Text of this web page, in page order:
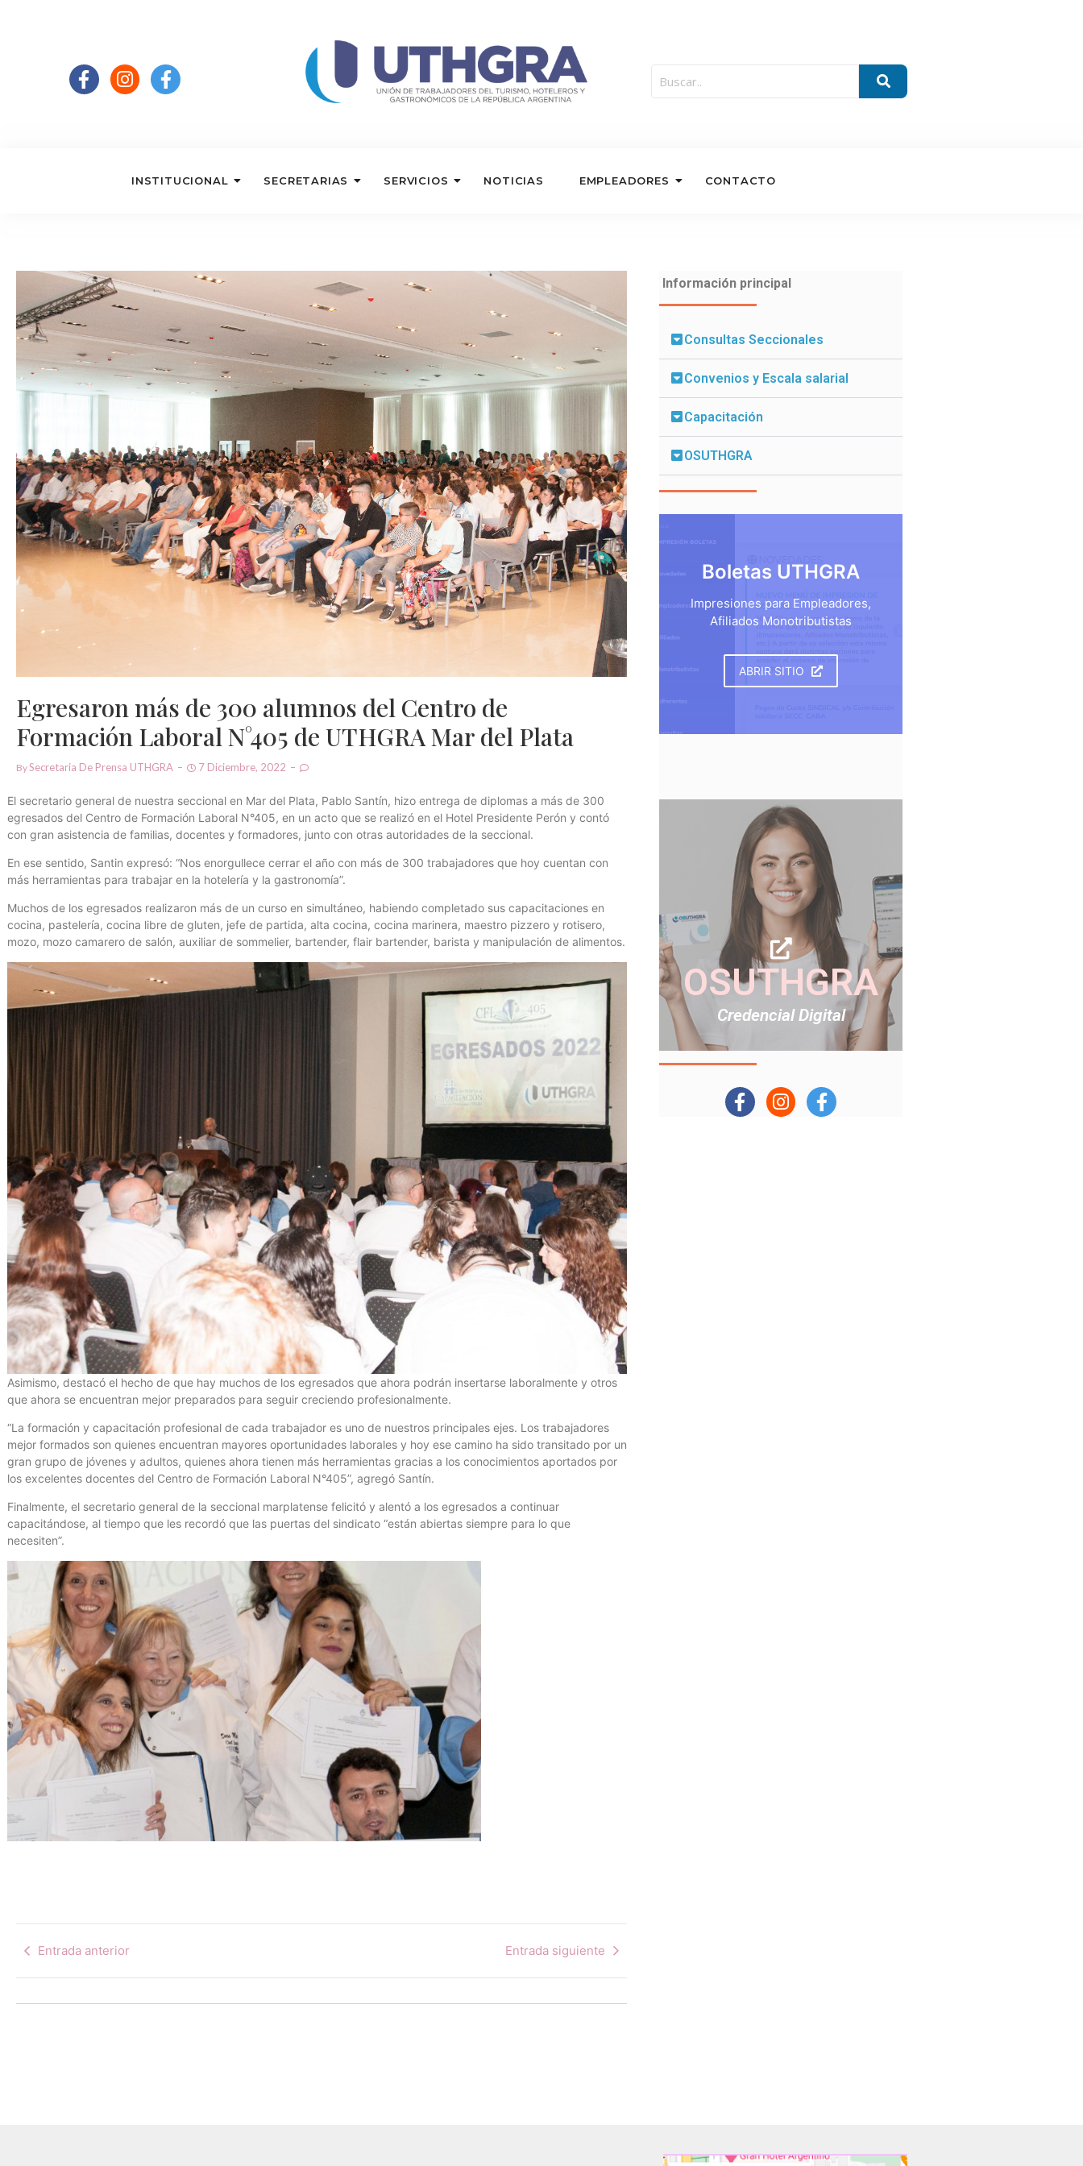
INSTITUCIONAL SECRETARIAS SERVICIOS NOTICIAS EMPLEADORES CONTACTO
Egresaron más de 300 alumnos del Centro de
Formación Laboral N°405 de UTHGRA Mar del Plata
BySecretaria De Prensa UTHGRA 7 Diciembre, 2022
El secretario general de nuestra seccional en Mar del Plata, Pablo Santín, hizo entrega de diplomas a más de 300
egresados del Centro de Formación Laboral N°405, en un acto que se realizó en el Hotel Presidente Perón y contó
con gran asistencia de familias, docentes y formadores, junto con otras autoridades de la seccional.
En ese sentido, Santin expresó: “Nos enorgullece cerrar el año con más de 300 trabajadores que hoy cuentan con
más herramientas para trabajar en la hotelería y la gastronomía”.
Muchos de los egresados realizaron más de un curso en simultáneo, habiendo completado sus capacitaciones en
cocina, pastelería, cocina libre de gluten, jefe de partida, alta cocina, cocina marinera, maestro pizzero y rotisero,
mozo, mozo camarero de salón, auxiliar de sommelier, bartender, flair bartender, barista y manipulación de alimentos.
Asimismo, destacó el hecho de que hay muchos de los egresados que ahora podrán insertarse laboralmente y otros
que ahora se encuentran mejor preparados para seguir creciendo profesionalmente.
“La formación y capacitación profesional de cada trabajador es uno de nuestros principales ejes. Los trabajadores
mejor formados son quienes encuentran mayores oportunidades laborales y hoy ese camino ha sido transitado por un
gran grupo de jóvenes y adultos, quienes ahora tienen más herramientas gracias a los conocimientos aportados por
los excelentes docentes del Centro de Formación Laboral N°405”, agregó Santín.
Finalmente, el secretario general de la seccional marplatense felicitó y alentó a los egresados a continuar
capacitándose, al tiempo que les recordó que las puertas del sindicato “están abiertas siempre para lo que
necesiten”.
Entrada anterior Entrada siguiente
Información principal
Consultas Seccionales
Convenios y Escala salarial
Capacitación
OSUTHGRA
Boletas UTHGRA
Impresiones para Empleadores,
Afiliados Monotributistas
ABRIR SITIO
OSUTHGRA
Credencial Digital